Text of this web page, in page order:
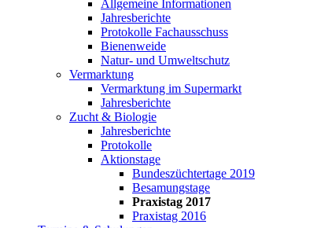
Allgemeine Informationen
Jahresberichte
Protokolle Fachausschuss
Bienenweide
Natur- und Umweltschutz
Vermarktung
Vermarktung im Supermarkt
Jahresberichte
Zucht & Biologie
Jahresberichte
Protokolle
Aktionstage
Bundeszüchtertage 2019
Besamungstage
Praxistag 2017
Praxistag 2016